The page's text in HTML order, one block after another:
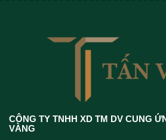
CÔNG TY TNHH XD TM DV CUNG
VÀNG